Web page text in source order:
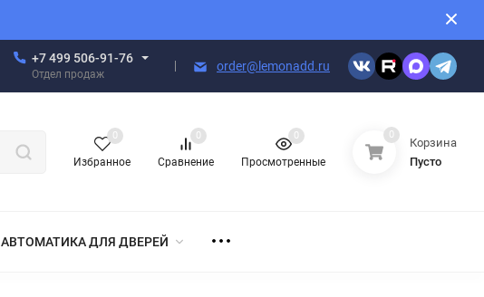
+7 499 506-91-76
Отдел продаж
order@lemonadd.ru
Избранное
0
Сравнение
0
Просмотренные
0 0
Корзина
Пусто
АВТОМАТИКА ДЛЯ ДВЕРЕЙ